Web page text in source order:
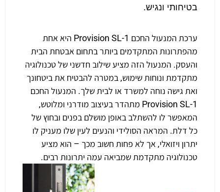
בטיחותי ונגיש.
ערכת המנעול החכם Provision SL-1 היא אחת
מהפתרונות המתקדמים ביותר בתחום אבטחת הבית
והעסק. המנעול הזה מציע שילוב חדשני של טכנולוגיה
מתקדמת ונוחות שימוש, במטרה להבטיח את ביטחונך
ואת גישה נוחה למשרד או לבית שלך. המנעול החכם
Provision SL-1 מתהדר בעיצוב מודרני ומלוטש,
המאפשר לו להשתלב באופן מושלם בפנים ובחוץ של
כל דלת. המראה הסולידי והנעים לעין שלו מעניק לו
יתרון ויזואלי, אך לא פחות חשוב מכך – הוא מציע
טכנולוגיה מתקדמת שמביאה עמה יתרונות רבים.